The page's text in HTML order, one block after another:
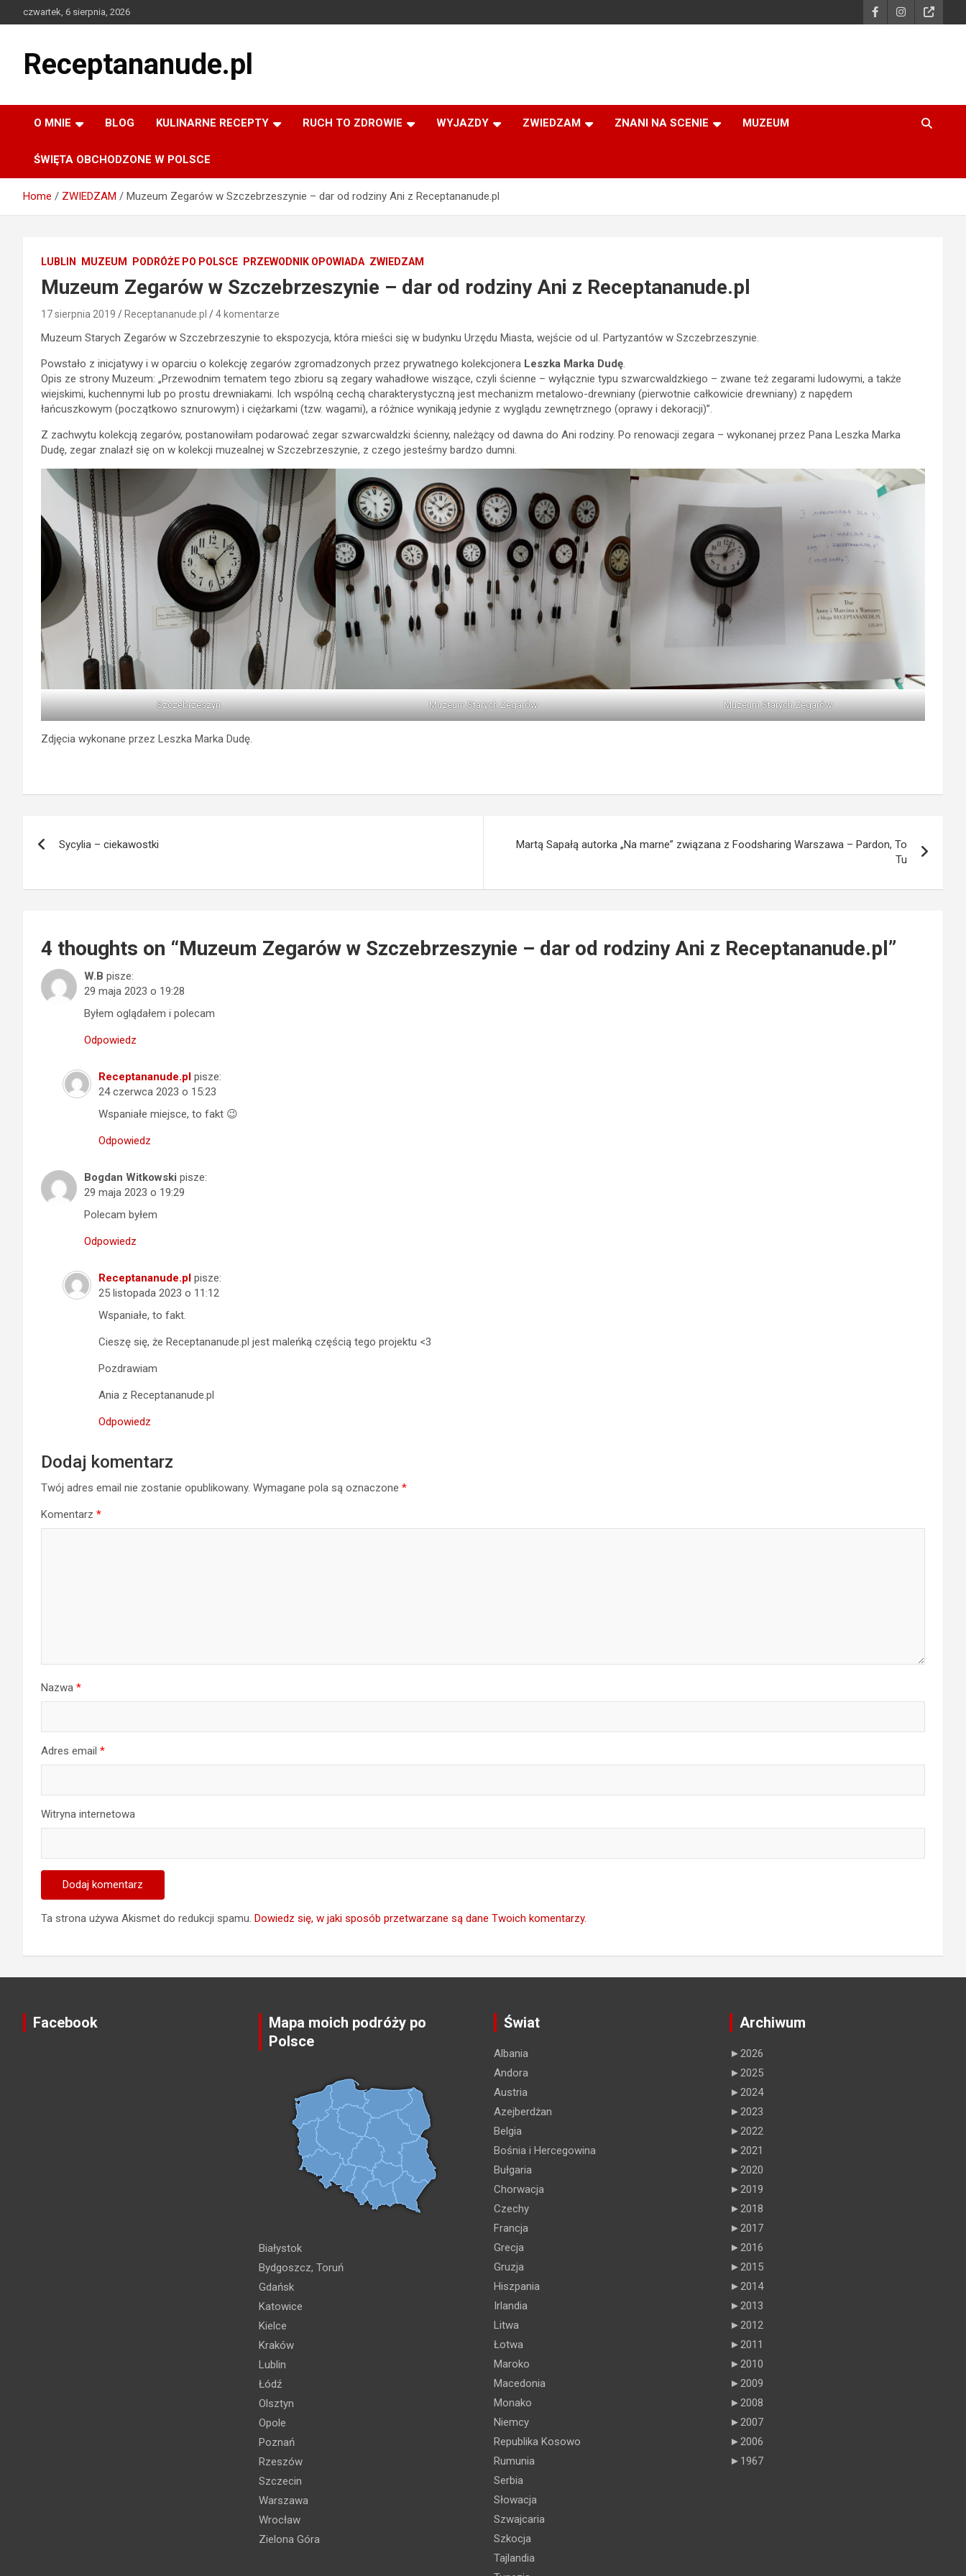
to
czwartek, 6 sierpnia, 2026
Receptananude.pl
O MNIE BLOG KULINARNE RECEPTY RUCH TO ZDROWIE WYJAZDY ZWIEDZAM ZNANI NA SCENIE MUZEUM
ŚWIĘTA OBCHODZONE W POLSCE
Home ZWIEDZAM Muzeum Zegarów w Szczebrzeszynie – dar od rodziny Ani z Receptananude.pl
LUBLIN MUZEUM PODRÓŻE PO POLSCE PRZEWODNIK OPOWIADA ZWIEDZAM
Muzeum Zegarów w Szczebrzeszynie – dar od rodziny Ani z Receptananude.pl
17 sierpnia 2019 Receptananude.pl 4 komentarze
Muzeum Starych Zegarów w Szczebrzeszynie to ekspozycja, która mieści się w budynku Urzędu Miasta, wejście od ul. Partyzantów w Szczebrzeszynie.
Powstało z inicjatywy i w oparciu o kolekcję zegarów zgromadzonych przez prywatnego kolekcjonera Leszka Marka Dudę.
Opis ze strony Muzeum: „Przewodnim tematem tego zbioru są zegary wahadłowe wiszące, czyli ścienne – wyłącznie typu szwarcwaldzkiego – zwane też zegarami ludowymi, a także
wiejskimi, kuchennymi lub po prostu drewniakami. Ich wspólną cechą charakterystyczną jest mechanizm metalowo-drewniany (pierwotnie całkowicie drewniany) z napędem
łańcuszkowym (początkowo sznurowym) i ciężarkami (tzw. wagami), a różnice wynikają jedynie z wyglądu zewnętrznego (oprawy i dekoracji)”.
Z zachwytu kolekcją zegarów, postanowiłam podarować zegar szwarcwaldzki ścienny, należący od dawna do Ani rodziny. Po renowacji zegara – wykonanej przez Pana Leszka Marka
Dudę, zegar znalazł się on w kolekcji muzealnej w Szczebrzeszynie, z czego jesteśmy bardzo dumni.
Szczebrzeszyn Muzeum Starych Zegarów Muzeum Starych Zegarów
Zdjęcia wykonane przez Leszka Marka Dudę.
wpisu
Sycylia – ciekawostki
Martą Sapałą autorka „Na marne” związana z Foodsharing Warszawa – Pardon, To
Tu
4 thoughts on “Muzeum Zegarów w Szczebrzeszynie – dar od rodziny Ani z Receptananude.pl ”
W.B pisze:
29 maja 2023 o 19:28
Byłem oglądałem i polecam
Odpowiedz
Receptananude.pl pisze:
24 czerwca 2023 o 15:23
Wspaniałe miejsce, to fakt 😉
Odpowiedz
Bogdan Witkowski pisze:
29 maja 2023 o 19:29
Polecam byłem
Odpowiedz
Receptananude.pl pisze:
25 listopada 2023 o 11:12
Wspaniałe, to fakt.
Cieszę się, że Receptananude.pl jest maleńką częścią tego projektu <3
Pozdrawiam
Ania z Receptananude.pl
Odpowiedz
Dodaj komentarz
Twój adres email nie zostanie opublikowany. Wymagane pola są oznaczone *
Komentarz *
Nazwa *
Adres email *
Witryna internetowa
Ta strona używa Akismet do redukcji spamu. Dowiedz się, w jaki sposób przetwarzane są dane Twoich komentarzy.
Facebook
Mapa moich podróży po
Polsce
Białystok
Bydgoszcz, Toruń
Gdańsk
Katowice
Kielce
Kraków
Lublin
Łódź
Olsztyn
Opole
Poznań
Rzeszów
Szczecin
Warszawa
Wrocław
Zielona Góra
Świat
Albania
Andora
Austria
Azejberdżan
Belgia
Bośnia i Hercegowina
Bułgaria
Chorwacja
Czechy
Francja
Grecja
Gruzja
Hiszpania
Irlandia
Litwa
Łotwa
Maroko
Macedonia
Monako
Niemcy
Republika Kosowo
Rumunia
Serbia
Słowacja
Szwajcaria
Szkocja
Tajlandia
Archiwum
►2026
►2025
►2024
►2023
►2022
►2021
►2020
►2019
►2018
►2017
►2016
►2015
►2014
►2013
►2012
►2011
►2010
►2009
►2008
►2007
►2006
► 1967